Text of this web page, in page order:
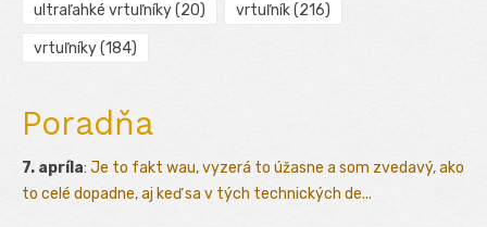
ultraľahké vrtuľníky(20) vrtuľník(216)
vrtuľníky(184)
Poradňa
7. apríla: Je to fakt wau, vyzerá to úžasne a som zvedavý, ako
to celé dopadne, aj keď sa v tých technických de...